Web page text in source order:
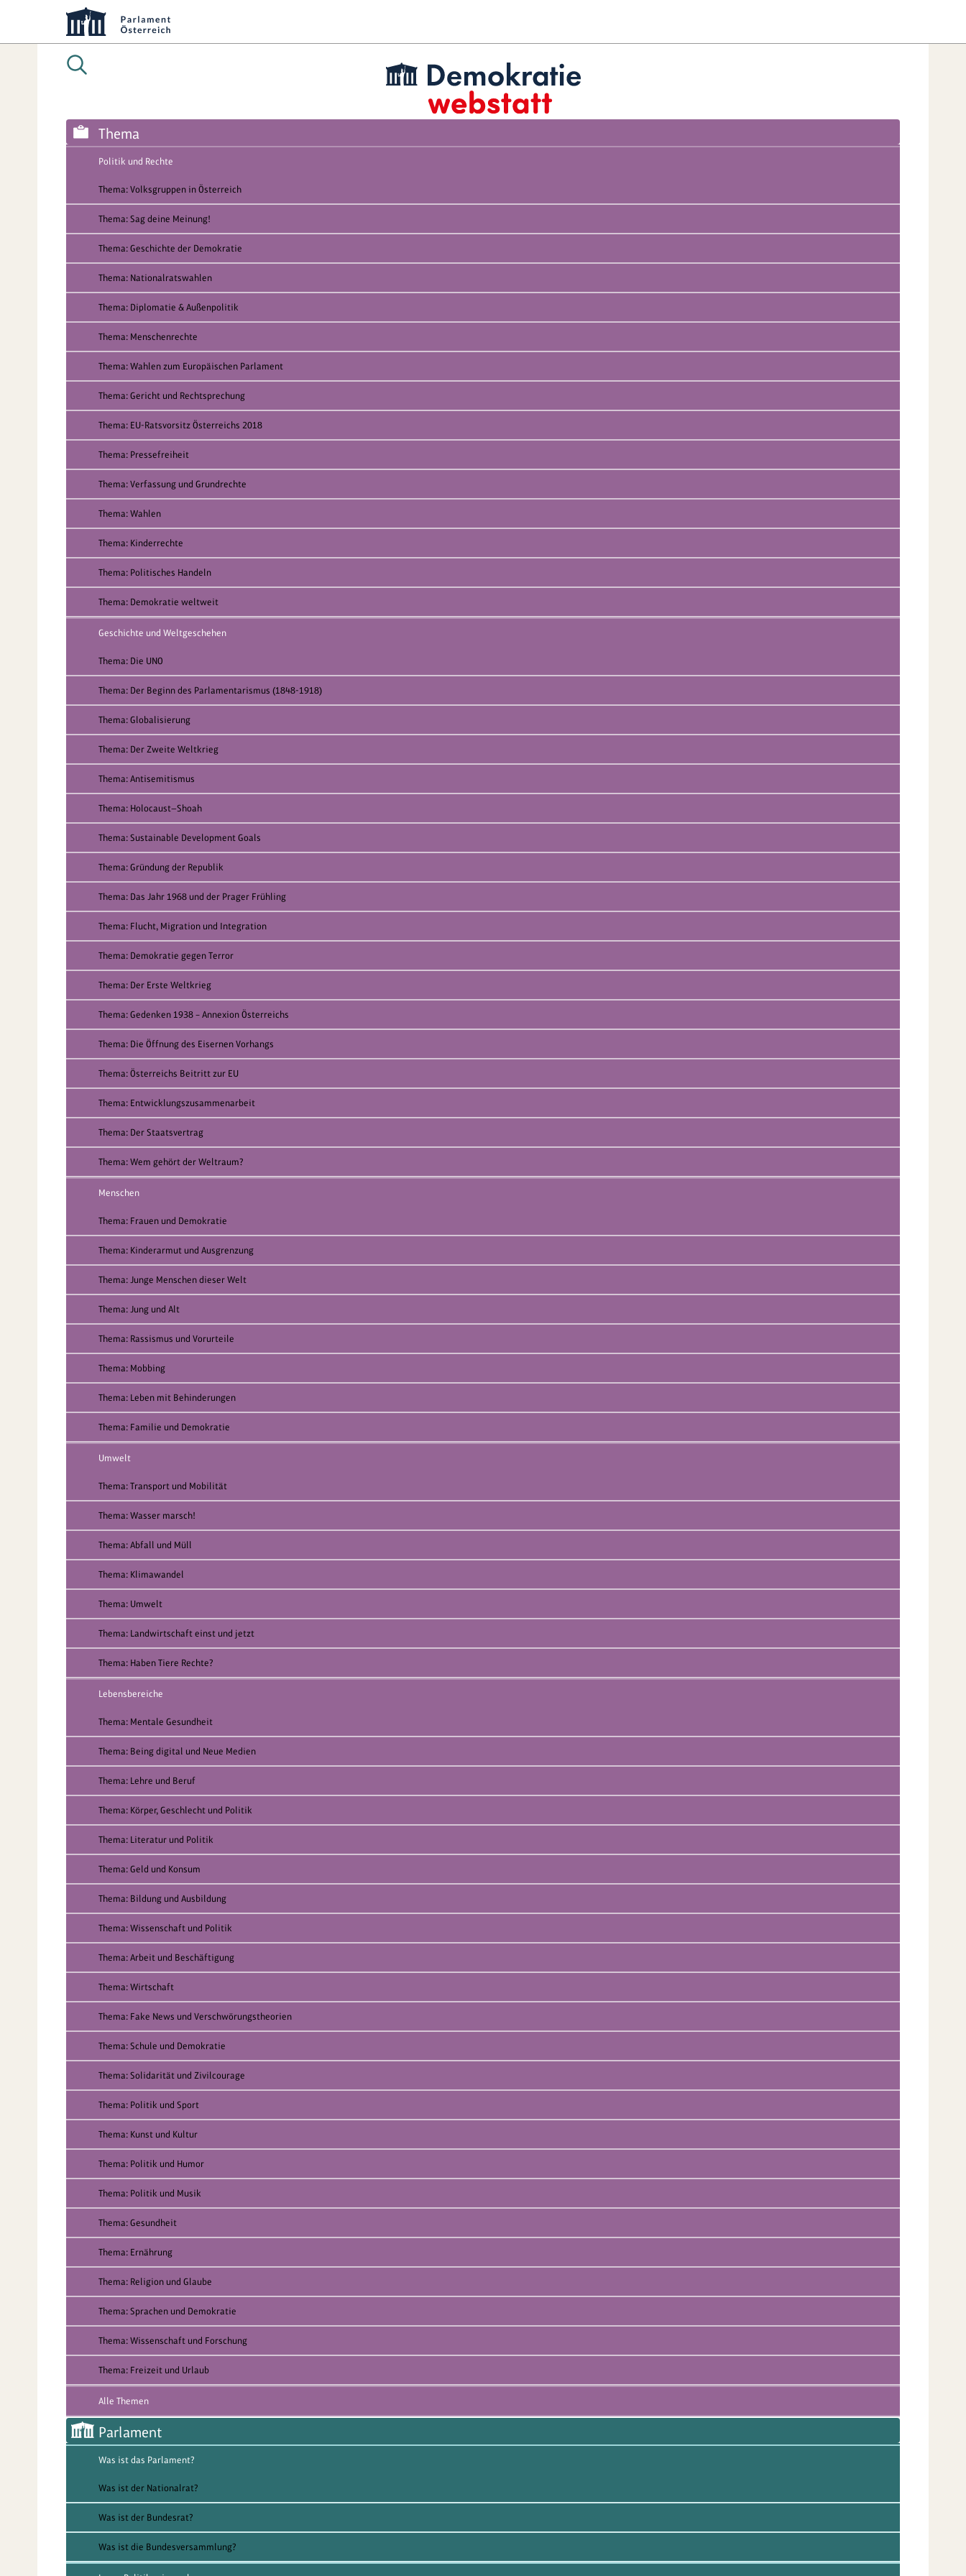
Thema
Politik und Rechte
Thema: Volksgruppen in Österreich
Thema: Sag deine Meinung!
Thema: Geschichte der Demokratie
Thema: Nationalratswahlen
Thema: Diplomatie & Außenpolitik
Thema: Menschenrechte
Thema: Wahlen zum Europäischen Parlament
Thema: Gericht und Rechtsprechung
Thema: EU-Ratsvorsitz Österreichs 2018
Thema: Pressefreiheit
Thema: Verfassung und Grundrechte
Thema: Wahlen
Thema: Kinderrechte
Thema: Politisches Handeln
Thema: Demokratie weltweit
Geschichte und Weltgeschehen
Thema: Die UNO
Thema: Der Beginn des Parlamentarismus (1848-1918)
Thema: Globalisierung
Thema: Der Zweite Weltkrieg
Thema: Antisemitismus
Thema: Holocaust—Shoah
Thema: Sustainable Development Goals
Thema: Gründung der Republik
Thema: Das Jahr 1968 und der Prager Frühling
Thema: Flucht, Migration und Integration
Thema: Demokratie gegen Terror
Thema: Der Erste Weltkrieg
Thema: Gedenken 1938 – Annexion Österreichs
Thema: Die Öffnung des Eisernen Vorhangs
Thema: Österreichs Beitritt zur EU
Thema: Entwicklungszusammenarbeit
Thema: Der Staatsvertrag
Thema: Wem gehört der Weltraum?
Menschen
Thema: Frauen und Demokratie
Thema: Kinderarmut und Ausgrenzung
Thema: Junge Menschen dieser Welt
Thema: Jung und Alt
Thema: Rassismus und Vorurteile
Thema: Mobbing
Thema: Leben mit Behinderungen
Thema: Familie und Demokratie
Umwelt
Thema: Transport und Mobilität
Thema: Wasser marsch!
Thema: Abfall und Müll
Thema: Klimawandel
Thema: Umwelt
Thema: Landwirtschaft einst und jetzt
Thema: Haben Tiere Rechte?
Lebensbereiche
Thema: Mentale Gesundheit
Thema: Being digital und Neue Medien
Thema: Lehre und Beruf
Thema: Körper, Geschlecht und Politik
Thema: Literatur und Politik
Thema: Geld und Konsum
Thema: Bildung und Ausbildung
Thema: Wissenschaft und Politik
Thema: Arbeit und Beschäftigung
Thema: Wirtschaft
Thema: Fake News und Verschwörungstheorien
Thema: Schule und Demokratie
Thema: Solidarität und Zivilcourage
Thema: Politik und Sport
Thema: Kunst und Kultur
Thema: Politik und Humor
Thema: Politik und Musik
Thema: Gesundheit
Thema: Ernährung
Thema: Religion und Glaube
Thema: Sprachen und Demokratie
Thema: Wissenschaft und Forschung
Thema: Freizeit und Urlaub
Alle Themen
Parlament
Was ist das Parlament?
Was ist der Nationalrat?
Was ist der Bundesrat?
Was ist die Bundesversammlung?